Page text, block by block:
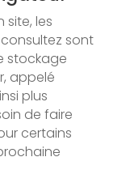
site, les
sont
stockage
appelé
plus
de faire
certains